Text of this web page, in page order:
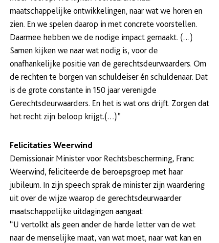
maatschappelijke ontwikkelingen, naar wat we horen en
zien. En we spelen daarop in met concrete voorstellen.
Daarmee hebben we de nodige impact gemaakt. (…)
Samen kijken we naar wat nodig is, voor de
onafhankelijke positie van de gerechtsdeurwaarders. Om
de rechten te borgen van schuldeiser én schuldenaar. Dat
is de grote constante in 150 jaar verenigde
Gerechtsdeurwaarders. En het is wat ons drijft. Zorgen dat
het recht zijn beloop krijgt.(…)”
Felicitaties Weerwind
Demissionair Minister voor Rechtsbescherming, Franc
Weerwind, feliciteerde de beroepsgroep met haar
jubileum. In zijn speech sprak de minister zijn waardering
uit over de wijze waarop de gerechtsdeurwaarder
maatschappelijke uitdagingen aangaat:
“U vertolkt als geen ander de harde letter van de wet
naar de menselijke maat, van wat moet, naar wat kan en